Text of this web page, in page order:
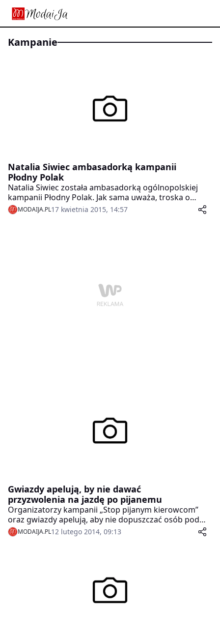
kampanie
Natalia Siwiec ambasadorką kampanii
Płodny Polak
Natalia Siwiec została ambasadorką ogólnopolskiej
kampanii Płodny Polak. Jak sama uważa, troska o
potomstwo i zdrowie dziecka jest sprawą obojga
partnerów, tymczasem w społeczeństwie utarło się
MODAIJA.PL17 kwietnia 2015, 14:57
Gwiazdy apelują, by nie dawać
przyzwolenia na jazdę po pijanemu
Organizatorzy kampanii „Stop pijanym kierowcom”
oraz gwiazdy apelują, aby nie dopuszczać osób pod
wpływem alkoholu do kierownicy. W ubiegłym roku na
polskich drogach z winy nietrzeźwych kierowców
MODAIJA.PL12 lutego 2014, 09:13